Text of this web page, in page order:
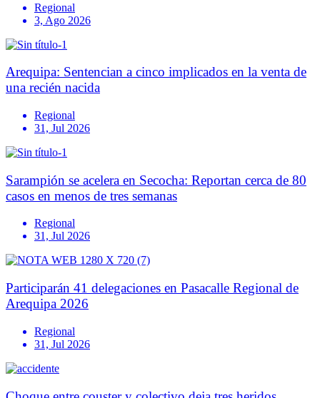
Regional
3, Ago 2026
Arequipa: Sentencian a cinco implicados en la venta de
una recién nacida
Regional
31, Jul 2026
Sarampión se acelera en Secocha: Reportan cerca de 80
casos en menos de tres semanas
Regional
31, Jul 2026
Participarán 41 delegaciones en Pasacalle Regional de
Arequipa 2026
Regional
31, Jul 2026